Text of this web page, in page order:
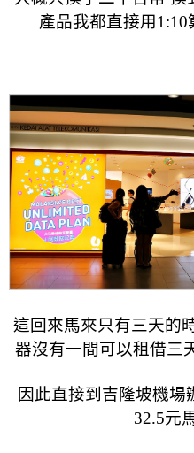
產品我都直接用
這回來馬來只有三天的
器沒有一間可以租借三
因此直接到吉隆坡機場
32.5元